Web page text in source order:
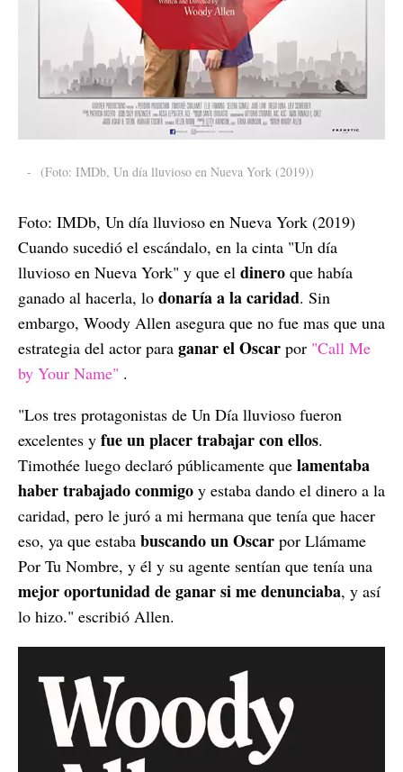
- (Foto: IMDb, Un día lluvioso en Nueva York (2019))
Foto: IMDb, Un día lluvioso en Nueva York (2019)
Cuando sucedió el escándalo, en la cinta "Un día
lluvioso en Nueva York" y que el dinero que había
ganado al hacerla, lo donaríaa la caridad. Sin
embargo, Woody Allen asegura que no fue mas que una
estrategia del actor para ganarelOscar por "Call Me
by Your Name" .
"Los tres protagonistas de Un Día lluvioso fueron
excelentes y fue un placer trabajar con ellos.
Timothée luego declaró públicamente que lamentaba
haber trabajado conmigo y estaba dando el dinero a la
caridad, pero le juró a mi hermana que tenía que hacer
eso, ya que estaba buscando un Oscar por Llámame
Por Tu Nombre, y él y su agente sentían que tenía una
mejor oportunidad de ganar si me denunciaba, y así
lo hizo." escribió Allen.